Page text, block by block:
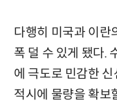
다행히 미국과 이란
폭 덜 수 있게 됐다.
에 극도로 민감한
적시에 물량을 확보